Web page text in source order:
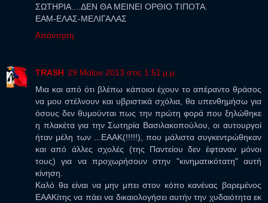
ΣΩΤΗΡΙΑ....ΔΕΝ ΘΑ ΜΕΙΝΕΙ ΟΡΘΙΟ ΤΙΠΟΤΑ.
ΕΑΜ-ΕΛΑΣ-ΜΕΛΙΓΑΛΑΣ
Απάντηση
TRASH 29 Μαΐου 2013 στις 1:51 μ.μ.
Μια και από ότι βλέπω κάποιοι έχουν το απέραντο θράσος
να μου στέλνουν και υβριστικά σχόλια, θα υπενθημήσω για
όσους δεν θυμούνται πως την πρώτη φορά που ξηλώθηκε
η πλακέτα για την Σωτηρία Βασιλακοπούλου, οι αυτουργοί
ήταν μέλη των ...ΕΑΑΚ(!!!!!), που μάλιστα συγκεντρώθηκαν
και από άλλες σχολές (της Παντείου δεν έφταναν μόνοι
τους) για να προχωρήσουν στην "κινηματικότατη" αυτή
κίνηση.
Καλό θα είναι να μην μπει στον κόπο κανένας βαρεμένος
ΕΑΑΚίτης να πάει να δικαιολογήσει αυτήν την χυδαιότητα εκ